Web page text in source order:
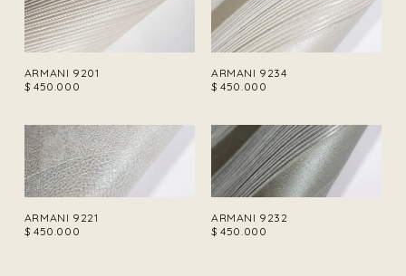
ARMANI 9201
$450.000
ARMANI 9234
$450.000
ARMANI 9221
$450.000
ARMANI 9232
$450.000